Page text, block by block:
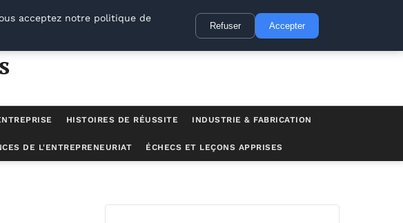
HISTOIRES DE RÉUSSITE INDUSTRIE & FABRICATION
DE L'ENTREPRENEURIAT ÉCHECS ET LEÇONS APPRISES
acceptez notre politique de
Refuser Accepter